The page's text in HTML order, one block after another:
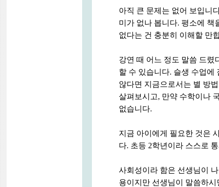
아직 큰 문제는 없어 보입니
미가 없나 봅니다. 평소에 책
없다는 건 충분히 이해할 만
강연 때 어느 정도 말씀 드렸
할 수 있습니다. 슬생 수업에
않다면 지금으로서는 별 방
살펴보시고, 만약 수학이나
없습니다.
지금 아이에게 필요한 것은
다. 초등 2학년이라 스스로
사회성이라 함은 선생님이
용이지만 선생님이 말씀하